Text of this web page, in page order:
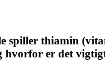
spiller thiamin
hvorfor er det